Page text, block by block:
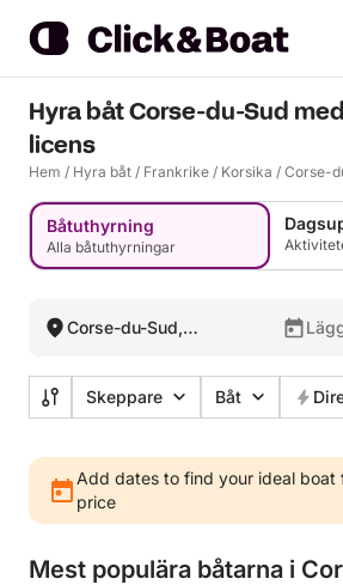
Hyra båt Corse-du-Sud
licens
Hem / Hyra båt / Frankrike / Korsika / Corse-
Båtuthyrning
Alla båtuthyrningar
Corse-du-Sud,
Skeppare Båt
Add dates to find your ideal boat
price
Mest populära båtarna i